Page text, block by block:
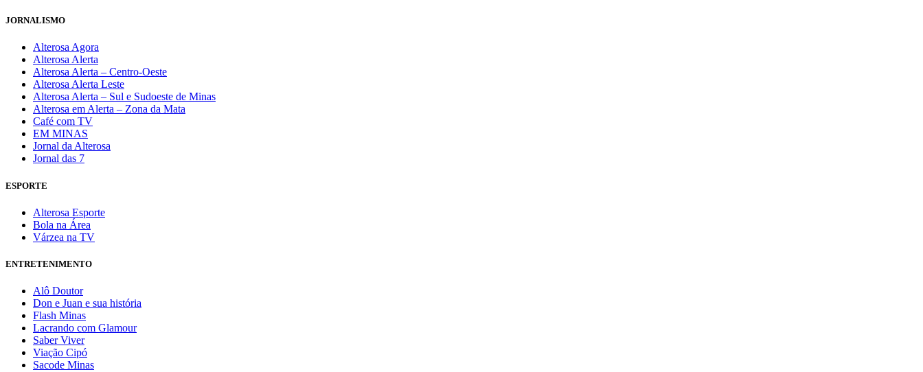
JORNALISMO
Alterosa Agora
Alterosa Alerta
Alterosa Alerta – Centro-Oeste
Alterosa Alerta Leste
Alterosa Alerta – Sul e Sudoeste de Minas
Alterosa em Alerta – Zona da Mata
Café com TV
EM MINAS
Jornal da Alterosa
Jornal das 7
ESPORTE
Alterosa Esporte
Bola na Área
Várzea na TV
ENTRETENIMENTO
Alô Doutor
Don e Juan e sua história
Flash Minas
Lacrando com Glamour
Saber Viver
Viação Cipó
Sacode Minas